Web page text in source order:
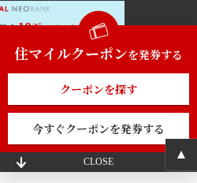
住マイルクーポンを発券する
クーポンを探す
今すぐクーポンを発券する
CLOSE